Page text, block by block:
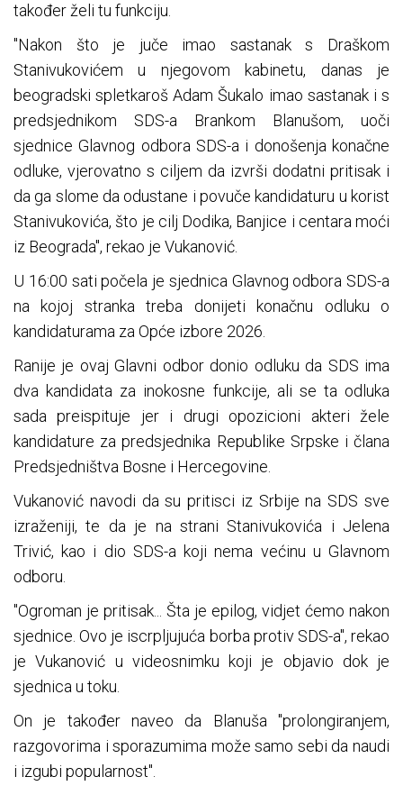
također želi tu funkciju.
"Nakon što je juče imao sastanak s Draškom
Stanivukovićem u njegovom kabinetu, danas je
beogradski spletkaroš Adam Šukalo imao sastanak i s
predsjednikom SDS-a Brankom Blanušom, uoči
sjednice Glavnog odbora SDS-a i donošenja konačne
odluke, vjerovatno s ciljem da izvrši dodatni pritisak i
da ga slome da odustane i povuče kandidaturu u korist
Stanivukovića, što je cilj Dodika, Banjice i centara moći
iz Beograda", rekao je Vukanović.
U 16:00 sati počela je sjednica Glavnog odbora SDS-a
na kojoj stranka treba donijeti konačnu odluku o
kandidaturama za Opće izbore 2026.
Ranije je ovaj Glavni odbor donio odluku da SDS ima
dva kandidata za inokosne funkcije, ali se ta odluka
sada preispituje jer i drugi opozicioni akteri žele
kandidature za predsjednika Republike Srpske i člana
Predsjedništva Bosne i Hercegovine.
Vukanović navodi da su pritisci iz Srbije na SDS sve
izraženiji, te da je na strani Stanivukovića i Jelena
Trivić, kao i dio SDS-a koji nema većinu u Glavnom
odboru.
"Ogroman je pritisak... Šta je epilog, vidjet ćemo nakon
sjednice. Ovo je iscrpljujuća borba protiv SDS-a", rekao
je Vukanović u videosnimku koji je objavio dok je
sjednica u toku.
On je također naveo da Blanuša "prolongiranjem,
razgovorima i sporazumima može samo sebi da naudi
i izgubi popularnost".